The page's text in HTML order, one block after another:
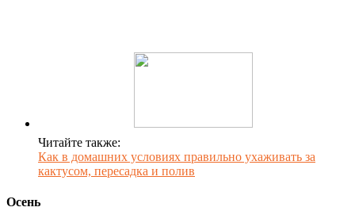
Читайте также:
Как в домашних условиях правильно ухаживать за
кактусом, пересадка и полив
Осень